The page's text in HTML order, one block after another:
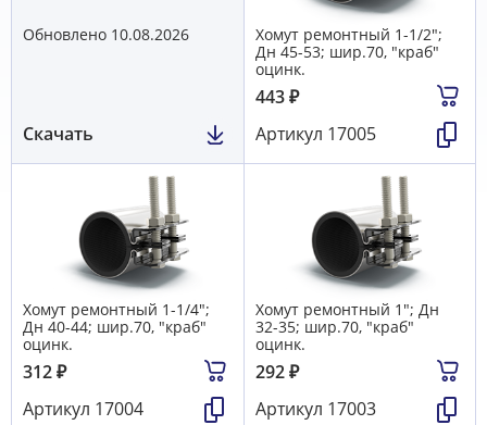
Обновлено 10.08.2026
Скачать
Хомут ремонтный 1-1/2";
Дн 45-53; шир.70, "краб"
оцинк.
443₽
Артикул 17005
Хомут ремонтный 1-1/4";
Дн 40-44; шир.70, "краб"
оцинк.
312₽
Артикул 17004
Хомут ремонтный 1"; Дн
32-35; шир.70, "краб"
оцинк.
292₽
Артикул 17003